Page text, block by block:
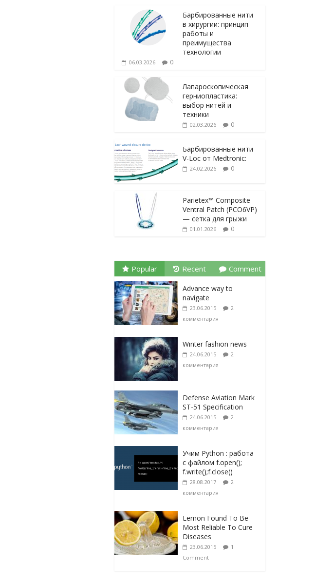
Барбированные нити
в хирургии: принцип
работы и
преимущества
технологии
06.03.2026 0
Лапароскопическая
герниопластика:
выбор нитей и
техники
02.03.2026 0
Барбированные нити
V-Loc от Medtronic:
24.02.2026 0
Parietex™ Composite
Ventral Patch (PCO6VP)
— сетка для грыжи
01.01.2026 0
Popular Recent Comment
Advance way to
navigate
23.06.2015
2
комментария
Winter fashion news
24.06.2015
2
комментария
Defense Aviation Mark
ST-51 Specification
24.06.2015
2
комментария
Учим Python : работа
с файлом f.open();
f.write();f.close()
28.08.2017
2
комментария
Lemon Found To Be
Most Reliable To Cure
Diseases
23.06.2015
1
Comment